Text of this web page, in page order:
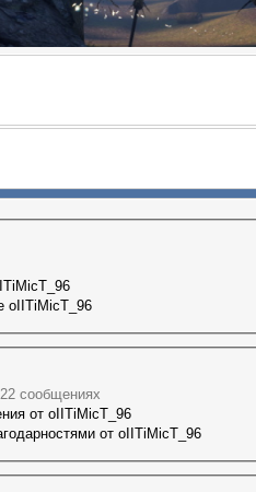
oIITiMicT_96
сообщениях
от oIITiMicT_96
от oIITiMicT_96